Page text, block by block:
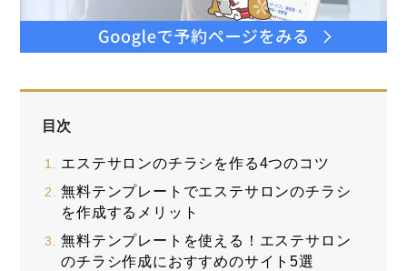
目次
エステサロンのチラシを作る4つのコツ
無料テンプレートでエステサロンのチラシ
を作成するメリット
無料テンプレートを使える！エステサロン
のチラシ作成におすすめのサイト5選